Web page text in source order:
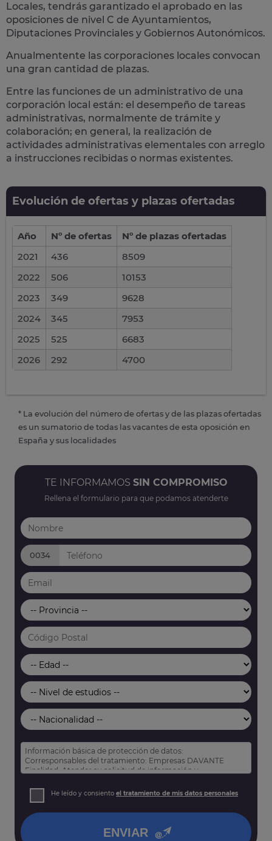
Locales, tendrás garantizado el aprobado en las
oposiciones de nivel C de Ayuntamientos,
Diputaciones Provinciales y Gobiernos Autonómicos.
Anualmentente las corporaciones locales convocan
una gran cantidad de plazas.
Entre las funciones de un administrativo de una
corporación local están: el desempeño de tareas
administrativas, normalmente de trámite y
colaboración; en general, la realización de
actividades administrativas elementales con arreglo
a instrucciones recibidas o normas existentes.
Evolución de ofertas y plazas ofertadas
Año Nº de ofertas
Nº de plazas ofertadas
2021
436
8509
2022
506
10153
2023
349
9628
2024
345
7953
2025
525
6683
2026
292 4700
* La evolución del número de ofertas y de las plazas ofertadas
es un sumatorio de todas las vacantes de esta oposición en
España y sus localidades
TE INFORMAMOS SIN COMPROMISO
Rellena el formulario para que podamos atenderte
0034
Información básica de protección de datos:
Corresponsables del tratamiento: Empresas DAVANTE
Finalidad: Atender su solicitud de información y
Derechos: Puede acceder, rectificar y suprimir sus datos,
así como otros derechos tal y como se explica en nuestra
He leído y consiento el tratamiento de mis datos personales
ENVIAR